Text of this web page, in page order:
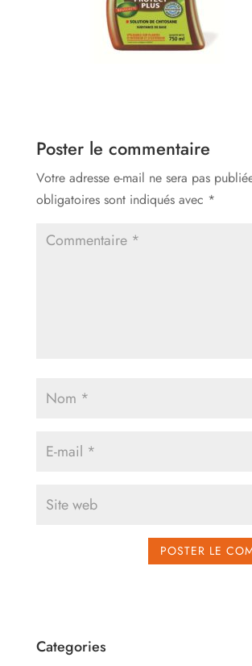
Poster le commentaire
Votre adresse e-mail ne sera pas
obligatoires sont indiqués avec *
Categories